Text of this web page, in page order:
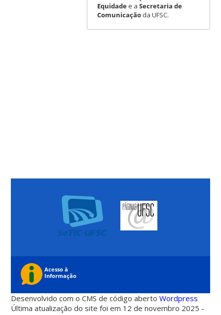
Equidadee a Secretaria de
Comunicaçãoda UFSC.
Desenvolvido com o CMS de código abertoWordpress
Última atualização do site foi em 12 de novembro 2025 -